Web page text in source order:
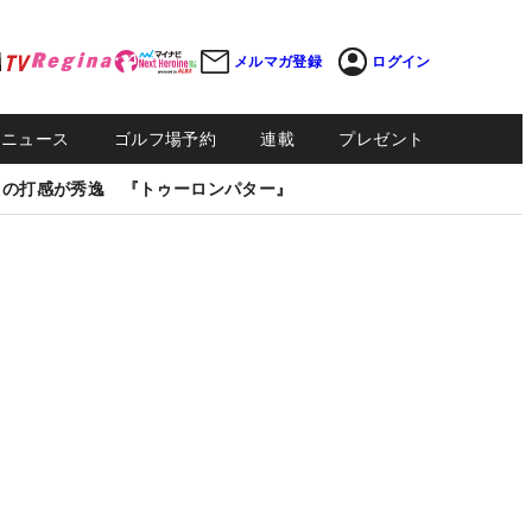
メルマガ登録 ログイン
ュース ゴルフ場予約 連載 プレゼント
打感が秀逸 『トゥーロンパター』